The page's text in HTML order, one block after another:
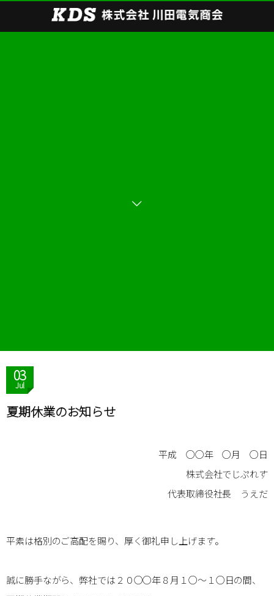
03
Jul
夏期休業のお知らせ
平成 ○○年 ○月 ○日
株式会社でじぷれす
代表取締役社長 うえだ
平素は格別のご高配を賜り、厚く御礼申し上げます。
誠に勝手ながら、弊社では２０○○年８月１○〜１○日の間、